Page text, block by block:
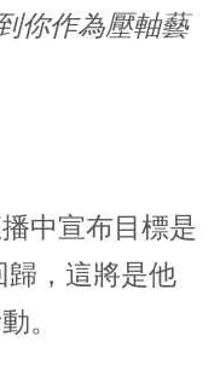
你作為壓軸藝
中宣布目標是
歸 ，這將是他
。